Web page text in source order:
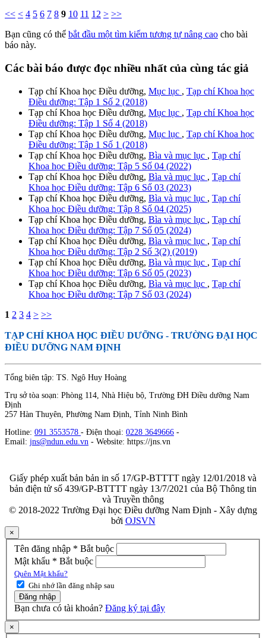
<< < 4 5 6 7 8 9 10 11 12 > >>
Bạn cũng có thể bắt đầu một tìm kiếm tương tự nâng cao cho bài
báo này.
Các bài báo được đọc nhiều nhất của cùng tác giả
Tạp chí Khoa học Điều dưỡng, Mục lục , Tạp chí Khoa học
Điều dưỡng: Tập 1 Số 2 (2018)
Tạp chí Khoa học Điều dưỡng, Mục lục , Tạp chí Khoa học
Điều dưỡng: Tập 1 Số 4 (2018)
Tạp chí Khoa học Điều dưỡng, Mục lục , Tạp chí Khoa học
Điều dưỡng: Tập 1 Số 1 (2018)
Tạp chí Khoa học Điều dưỡng, Bìa và mục lục , Tạp chí
Khoa học Điều dưỡng: Tập 5 Số 04 (2022)
Tạp chí Khoa học Điều dưỡng, Bìa và mục lục , Tạp chí
Khoa học Điều dưỡng: Tập 6 Số 03 (2023)
Tạp chí Khoa học Điều dưỡng, Bìa và mục lục , Tạp chí
Khoa học Điều dưỡng: Tập 8 Số 04 (2025)
Tạp chí Khoa học Điều dưỡng, Bìa và mục lục , Tạp chí
Khoa học Điều dưỡng: Tập 7 Số 05 (2024)
Tạp chí Khoa học Điều dưỡng, Bìa và mục lục , Tạp chí
Khoa học Điều dưỡng: Tập 2 Số 3(2) (2019)
Tạp chí Khoa học Điều dưỡng, Bìa và mục lục , Tạp chí
Khoa học Điều dưỡng: Tập 6 Số 05 (2023)
Tạp chí Khoa học Điều dưỡng, Bìa và mục lục , Tạp chí
Khoa học Điều dưỡng: Tập 7 Số 03 (2024)
1 2 3 4 > >>
TẠP CHÍ KHOA HỌC ĐIỀU DƯỠNG - TRƯỜNG ĐẠI HỌC
ĐIỀU DƯỠNG NAM ĐỊNH
Tổng biên tập: TS. Ngô Huy Hoàng
Trụ sở tòa soạn: Phòng 114, Nhà Hiệu bộ, Trường ĐH Điều dưỡng Nam
Định
257 Hàn Thuyên, Phường Nam Định, Tỉnh Ninh Bình
Hotline: 091 3553578 - Điện thoại: 0228 3649666 -
Email: jns@ndun.edu.vn - Website: https://jns.vn
Giấy phép xuất bản bản in số 17/GP-BTTTT ngày 12/01/2018 và
bản điện tử số 439/GP-BTTTT ngày 13/7/2021 của Bộ Thông tin
và Truyền thông
© 2018-2022 Trường Đại học Điều dưỡng Nam Định - Xây dựng
bởi OJSVN
×
Tên đăng nhập * Bắt buộc
Mật khẩu * Bắt buộc
Quên Mật khẩu?
Ghi nhớ lần đăng nhập sau
Đăng nhập
Bạn chưa có tài khoản? Đăng ký tại đây
×